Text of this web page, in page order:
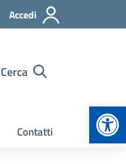
Accedi
Cerca
Contatti